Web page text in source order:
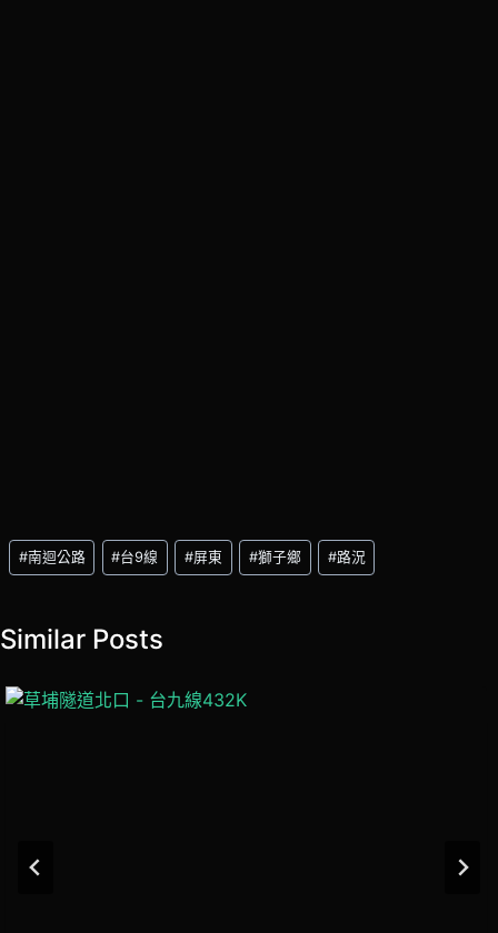
Post
Tags:
#南迴公路 #台9線 #屏東 #獅子鄉 #路況
Similar Posts